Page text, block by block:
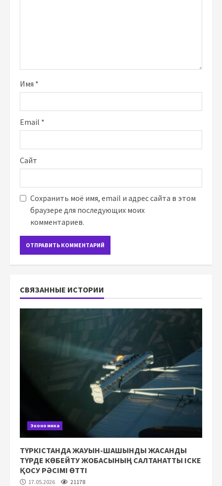
Имя *
Email *
Сайт
Сохранить моё имя, email и адрес сайта в этом
браузере для последующих моих
комментариев.
СВЯЗАННЫЕ ИСТОРИИ
Экономика
ТҮРКІСТАНДА ЖАУЫН-ШАШЫНДЫ ЖАСАНДЫ
ТҮРДЕ КӨБЕЙТУ ЖОБАСЫНЫҢ САЛТАНАТТЫ ІСКЕ
ҚОСУ РӘСІМІ ӨТТІ
17.05.2026 21178